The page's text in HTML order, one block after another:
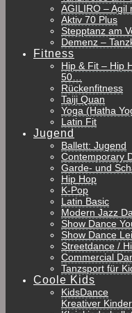
AGILIRO – Agil
Aktiv 70 Plus
Stepptanz am
Demenz –
Fitness
Hip & Fit – Hip
50…
Rückenfitness
Taiji Quan
Yoga (Hatha
Latin Fit
Jugend
Ballett: Jugend
Contemporary
Garde- und
Hip Hop
K-Pop
Latin Basic
Modern Jazz
Show Dance
Show Dance
Streetdance /
Commercial
Tanzsport für
Coole Kids
KidsDance
Kreativer